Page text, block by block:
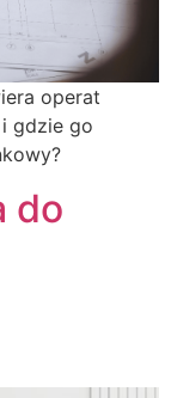
operat
gdzie go
do